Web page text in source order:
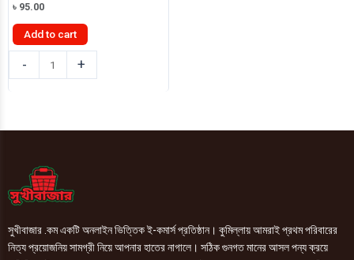
৳ 95.00
Add to cart
-
ফ্রটো
1Ltr
+
সুখীবাজার .কম একটি অনলাইন ভিত্তিক ই-কমার্স প্রতিষ্ঠান। কুমিল্লায় আমরাই প্রথম পরিবারের
নিত্য প্রয়োজনিয় সামগ্রী নিয়ে আপনার হাতের নাগালে। সঠিক গুনগত মানের আসল পন্য ক্রয়ে